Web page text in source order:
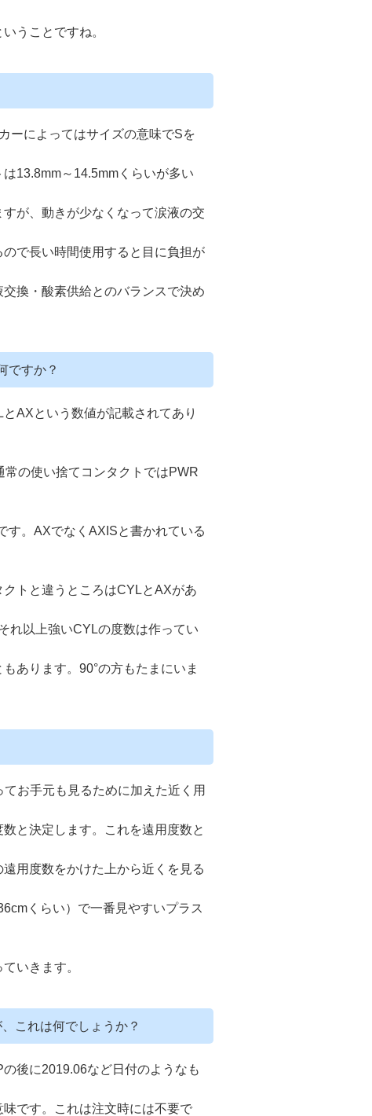
うことですね。
ーによってはサイズの意味でSを
13.8mm～14.5mmくらいが多い
が、動きが少なくなって涙液の交
で長い時間使用すると目に負担が
換・酸素供給とのバランスで決め
ですか？
AXという数値が記載されてあり
の使い捨てコンタクトではPWR
す。AXでなくAXISと書かれている
トと違うところはCYLとAXがあ
れ以上強いCYLの度数は作ってい
あります。90°の方もたまにいま
お手元も見るために加えた近く用
と決定します。これを遠用度数と
用度数をかけた上から近くを見る
くらい）で一番見やすいプラス
いきます。
これは何でしょうか？
後に2019.06など日付のようなも
です。これは注文時には不要で